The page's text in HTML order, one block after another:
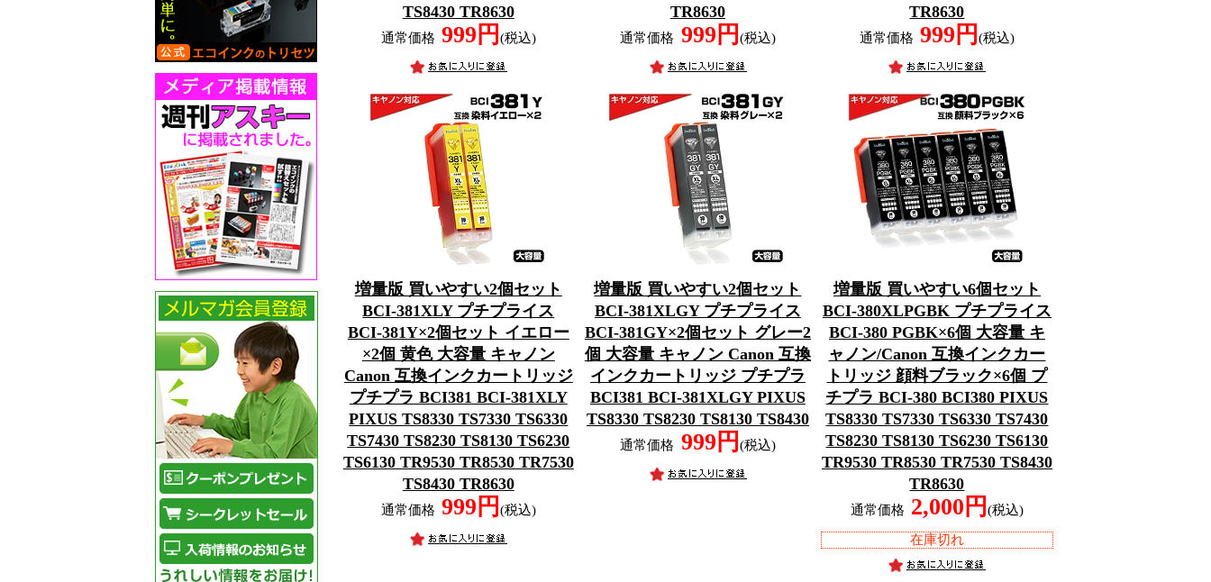
TS8430 TR8630
通常価格 999円(税込)
TR8630
通常価格 999円 (税込)
TR8630
通常価格 999円(税込)
増量版 買いやすい2個セット
BCI-381XLY プチプライス
BCI-381Y×2個セット イエロー
×2個 黄色 大容量 キャノン
Canon 互換インクカートリッジ
プチプラ BCI381 BCI-381XLY
PIXUS TS8330 TS7330 TS6330
TS7430 TS8230 TS8130 TS6230
TS6130 TR9530 TR8530 TR7530
TS8430 TR8630
通常価格 999円(税込)
増量版 買いやすい2個セット
BCI-381XLGY プチプライス
BCI-381GY×2個セット グレー2
個 大容量 キャノン Canon 互換
インクカートリッジ プチプラ
BCI381 BCI-381XLGY PIXUS
TS8330 TS8230 TS8130 TS8430
通常価格 999円 (税込)
増量版 買いやすい6個セット
BCI-380XLPGBK プチプライス
BCI-380 PGBK×6個 大容量 キ
ャノン/Canon 互換インクカー
トリッジ 顔料ブラック×6個 プ
チプラ BCI-380 BCI380 PIXUS
TS8330 TS7330 TS6330 TS7430
TS8230 TS8130 TS6230 TS6130
TR9530 TR8530 TR7530 TS8430
TR8630
通常価格 2,000円(税込)
在庫切れ